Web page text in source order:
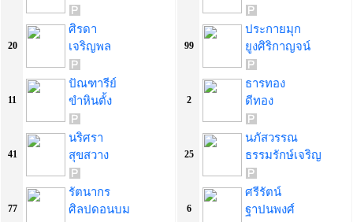
20
ศิรดา
เจริญพล
11
ปัณฑารีย์
ขำหินตั้ง
41
นริศรา
สุขสวาง
77
รัตนากร
ศิลปดอนบม
99
ประกายมุก
ยูงศิริกาญจน์
2
ธารทอง
ดีทอง
25
นภัสวรรณ
ธรรมรักษ์เจริญ
6
ศรีรัตน์
ฐาปนพงศ์